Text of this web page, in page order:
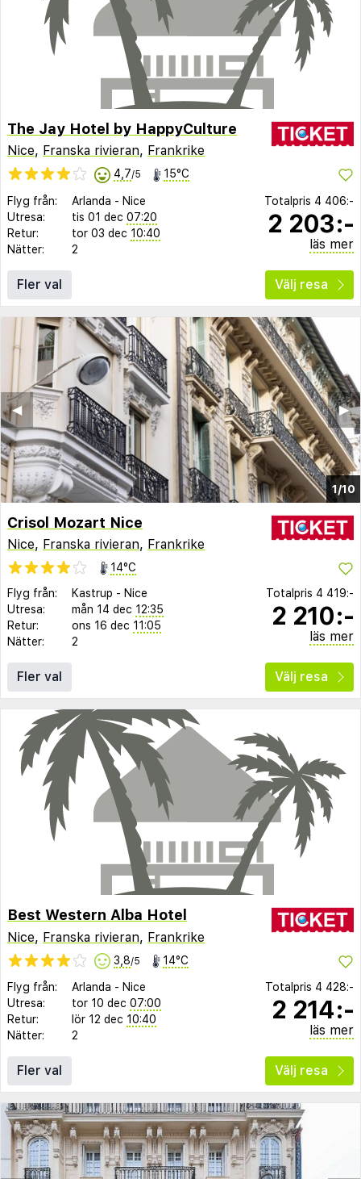
The Jay Hotel by HappyCulture
Nice, Franska rivieran, Frankrike
4,7/5 15°C
Flyg från: Arlanda - Nice
Utresa:
tis 01 dec 07:20
Retur:
tor 03 dec 10:40
Nätter:
2
Totalpris 4 406:-
2 203:-
läs mer
Fler val Välj resa
1/10
▶︎
◀︎
Crisol Mozart Nice
Nice, Franska rivieran, Frankrike
14°C
Flyg från:
Kastrup - Nice
Utresa:
mån 14 dec 12:35
Retur:
ons 16 dec 11:05
Nätter:
2
Totalpris 4 419:-
2 210:-
läs mer
Fler val Välj resa
Best Western Alba Hotel
Nice, Franska rivieran, Frankrike
3,8/5 14°C
Flyg från: Arlanda - Nice
Utresa:
tor 10 dec 07:00
Retur:
lör 12 dec 10:40
Nätter:
2
Totalpris 4 428:-
2 214:-
läs mer
Fler val Välj resa